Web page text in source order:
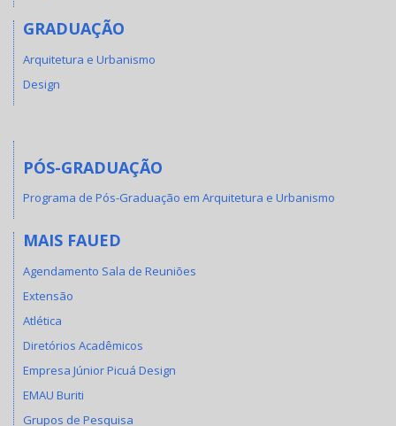
GRADUAÇÃO
Arquitetura e Urbanismo
Design
PÓS-GRADUAÇÃO
Programa de Pós-Graduação em Arquitetura e Urbanismo
MAIS FAUED
Agendamento Sala de Reuniões
Extensão
Atlética
Diretórios Acadêmicos
Empresa Júnior Picuá Design
EMAU Buriti
Grupos de Pesquisa